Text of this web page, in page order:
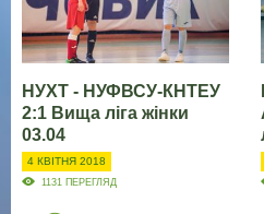
НУХТ - НУФВСУ-КНТЕУ
2:1 Вища ліга жінки
03.04
4 КВІТНЯ 2018
1131 ПЕРЕГЛЯД